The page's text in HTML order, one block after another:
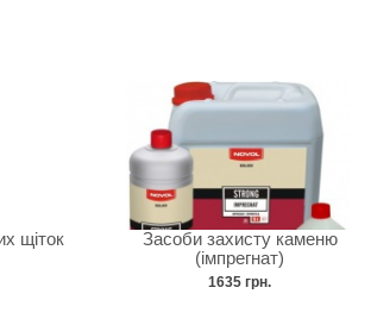
щіток
Засоби захисту каменю
(імпрегнат)
1635 грн.